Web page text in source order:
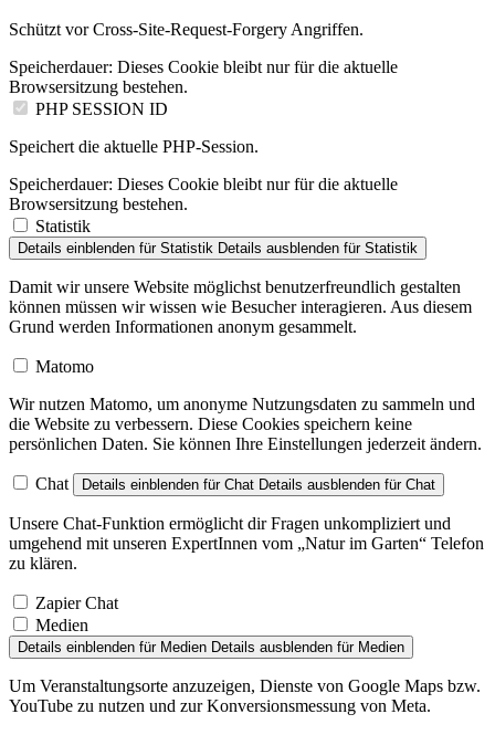
Schützt vor Cross-Site-Request-Forgery Angriffen.
Speicherdauer: Dieses Cookie bleibt nur für die aktuelle
Browsersitzung bestehen.
PHP SESSION ID
Speichert die aktuelle PHP-Session.
Speicherdauer: Dieses Cookie bleibt nur für die aktuelle
Browsersitzung bestehen.
Statistik
Details einblenden für Statistik Details ausblenden für Statistik
Damit wir unsere Website möglichst benutzerfreundlich gestalten
können müssen wir wissen wie Besucher interagieren. Aus diesem
Grund werden Informationen anonym gesammelt.
Matomo
Wir nutzen Matomo, um anonyme Nutzungsdaten zu sammeln und
die Website zu verbessern. Diese Cookies speichern keine
persönlichen Daten. Sie können Ihre Einstellungen jederzeit ändern.
Chat Details einblenden für Chat Details ausblenden für Chat
Unsere Chat-Funktion ermöglicht dir Fragen unkompliziert und
umgehend mit unseren ExpertInnen vom „Natur im Garten“ Telefon
zu klären.
Zapier Chat
Medien
Details einblenden für Medien Details ausblenden für Medien
Um Veranstaltungsorte anzuzeigen, Dienste von Google Maps bzw.
YouTube zu nutzen und zur Konversionsmessung von Meta.